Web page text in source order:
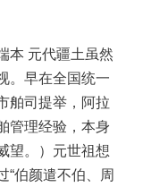
本 元代疆土虽然
。早在全国统一
舶司提举，阿拉
管理经验，本身
望。）元世祖想
“伯颜遣不伯、周